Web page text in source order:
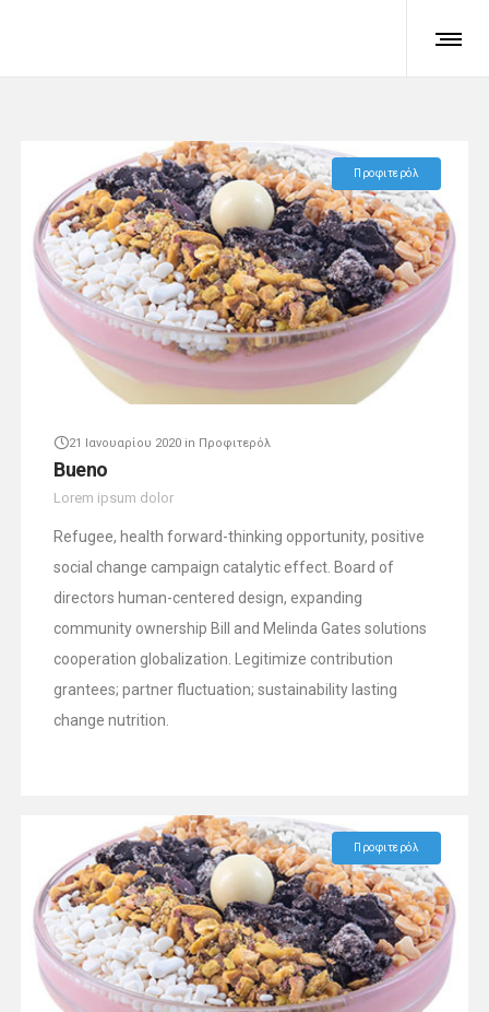
Προφιτερόλ
21 Ιανουαρίου 2020 in Προφιτερόλ
Bueno
Lorem ipsum dolor
Refugee, health forward-thinking opportunity, positive
social change campaign catalytic effect. Board of
directors human-centered design, expanding
community ownership Bill and Melinda Gates solutions
cooperation globalization. Legitimize contribution
grantees; partner fluctuation; sustainability lasting
change nutrition.
Προφιτερόλ